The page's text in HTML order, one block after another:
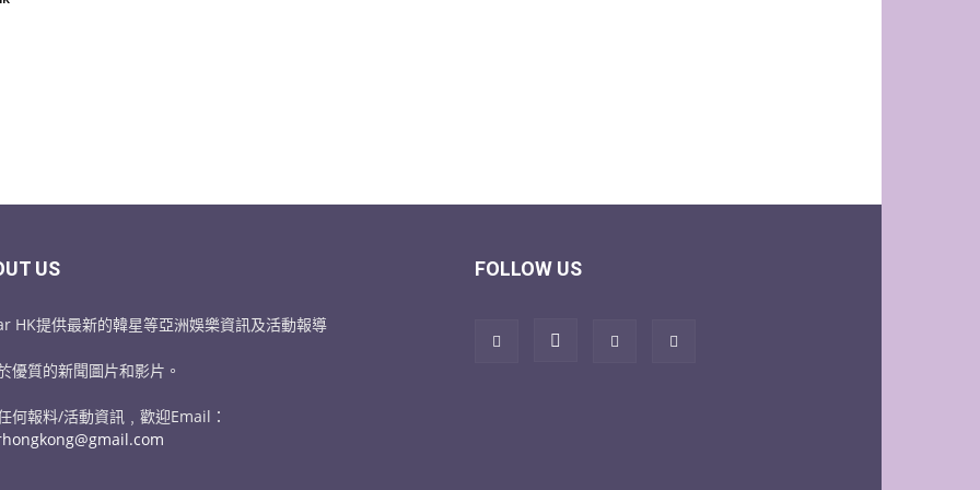
US
HK提供最新的韓星等亞洲娛樂資訊及活動報導
優質的新聞圖片和影片。
何報料/活動資訊﹐歡迎Email：
FOLLOW US